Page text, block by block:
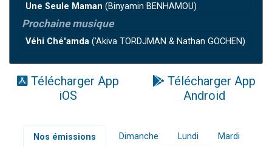
Une Seule Maman (Binyamin BENHAMOU)
Prochaine musique
Véhi Ché'amda ('Akiva TORDJMAN & Nathan GOCHEN)
Télécharger App
iOS
Télécharger App
Android
Nos émissions Dimanche Lundi Mardi